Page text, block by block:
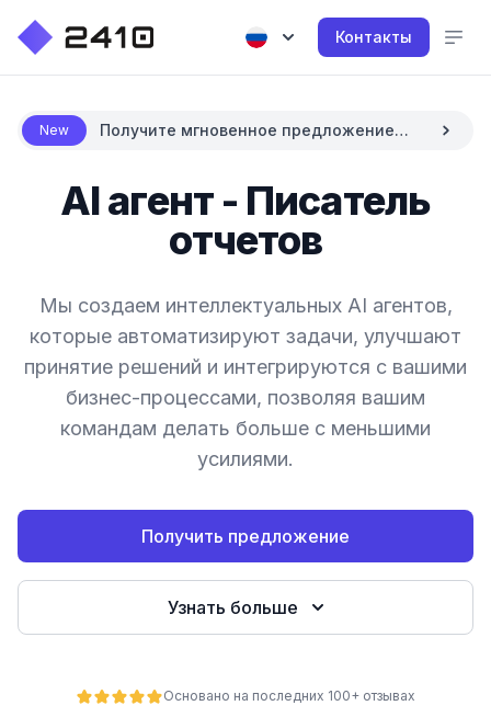
Контакты
New
Получите мгновенное предложение
AI агент - Писатель
отчетов
Мы создаем интеллектуальных AI агентов,
которые автоматизируют задачи, улучшают
принятие решений и интегрируются с вашими
бизнес-процессами, позволяя вашим
командам делать больше с меньшими
усилиями.
Получить предложение
Узнать больше
Основано на последних 100+ отзывах